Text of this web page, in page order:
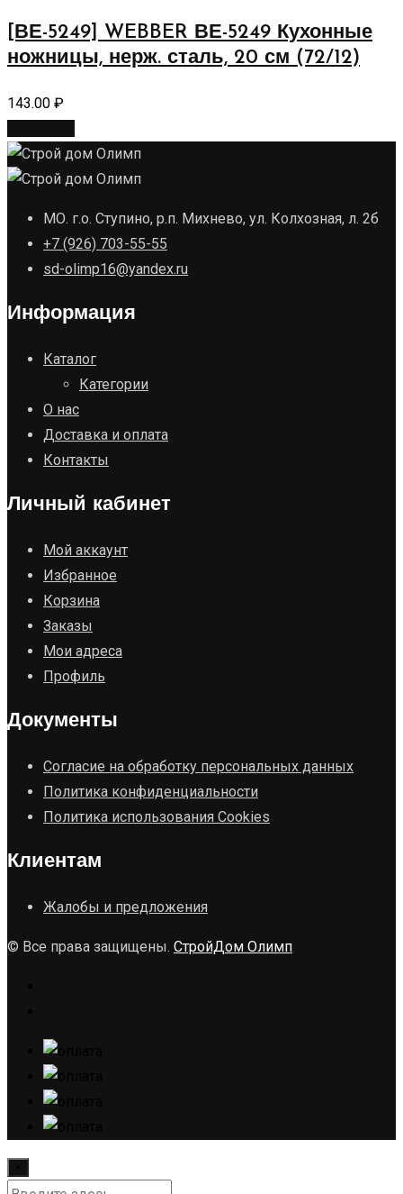
[ВЕ-5249] WEBBER ВЕ-5249 Кухонные
ножницы, нерж. сталь, 20 см (72/12)
143.00 ₽
МО. г.о. Ступино, р.п. Михнево, ул. Колхозная, л. 2б
+7 (926) 703-55-55
sd-olimp16@yandex.ru
Информация
Каталог
Категории
О нас
Доставка и оплата
Контакты
Личный кабинет
Мой аккаунт
Избранное
Корзина
Заказы
Мои адреса
Профиль
Документы
Согласие на обработку персональных данных
Политика конфиденциальности
Политика использования Cookies
Клиентам
Жалобы и предложения
© Все права защищены. СтройДом Олимп